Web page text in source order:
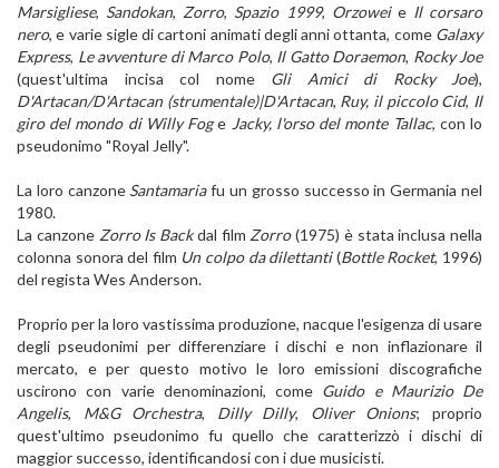
Marsigliese, Sandokan, Zorro, Spazio 1999, Orzoweie Il corsaro
nero, e varie sigle di cartoni animati degli anni ottanta, come Galaxy
Express, Le avventure di Marco Polo, Il Gatto Doraemon, Rocky Joe
(quest'ultima incisa col nome Gli Amici di Rocky Joe),
D'Artacan/D'Artacan (strumentale)|D'Artacan, Ruy, il piccolo Cid, Il
giro del mondo di Willy Foge Jacky, l'orso del monte Tallac, con lo
pseudonimo "Royal Jelly".
La loro canzone Santamariafu un grosso successo in Germania nel
1980.
La canzone Zorro Is Backdal film Zorro(1975) è stata inclusa nella
colonna sonora del film Un colpo da dilettanti(Bottle Rocket, 1996)
del regista Wes Anderson.
Proprio per la loro vastissima produzione, nacque l'esigenza di usare
degli pseudonimi per differenziare i dischi e non inflazionare il
mercato, e per questo motivo le loro emissioni discografiche
uscirono con varie denominazioni, come Guido e Maurizio De
Angelis, M&G Orchestra, Dilly Dilly, Oliver Onions; proprio
quest'ultimo pseudonimo fu quello che caratterizzò i dischi di
maggior successo, identificandosi con i due musicisti.